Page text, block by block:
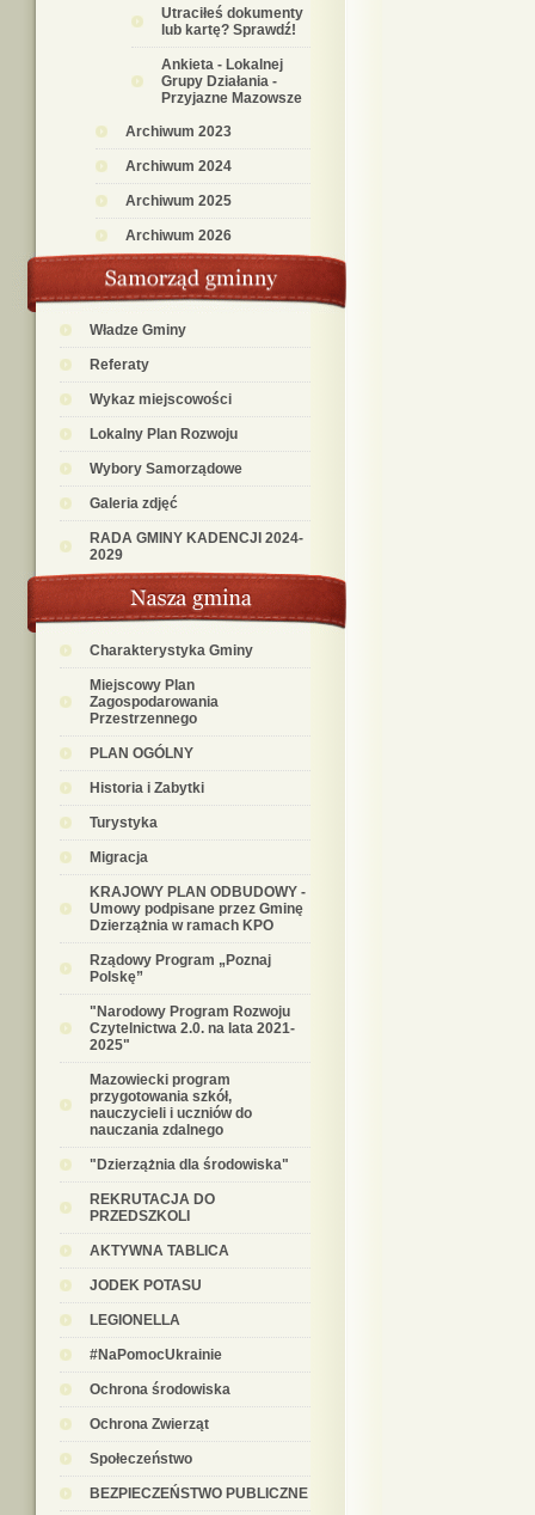
Utraciłeś dokumenty
lub kartę? Sprawdź!
Ankieta - Lokalnej
Grupy Działania -
Przyjazne Mazowsze
Archiwum 2023
Archiwum 2024
Archiwum 2025
Archiwum 2026
Władze Gminy
Referaty
Wykaz miejscowości
Lokalny Plan Rozwoju
Wybory Samorządowe
Galeria zdjęć
RADA GMINY KADENCJI 2024-
2029
Charakterystyka Gminy
Miejscowy Plan
Zagospodarowania
Przestrzennego
PLAN OGÓLNY
Historia i Zabytki
Turystyka
Migracja
KRAJOWY PLAN ODBUDOWY -
Umowy podpisane przez Gminę
Dzierzążnia w ramach KPO
Rządowy Program „Poznaj
Polskę”
"Narodowy Program Rozwoju
Czytelnictwa 2.0. na lata 2021-
2025"
Mazowiecki program
przygotowania szkół,
nauczycieli i uczniów do
nauczania zdalnego
"Dzierzążnia dla środowiska"
REKRUTACJA DO
PRZEDSZKOLI
AKTYWNA TABLICA
JODEK POTASU
LEGIONELLA
#NaPomocUkrainie
Ochrona środowiska
Ochrona Zwierząt
Społeczeństwo
BEZPIECZEŃSTWO PUBLICZNE